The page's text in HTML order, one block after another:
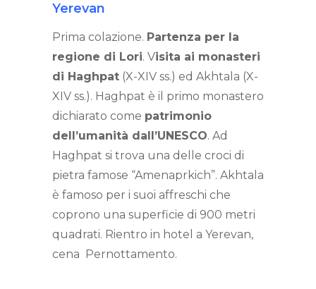
Yerevan
Prima colazione. Partenza per la
regione di Lori. Visita ai monasteri
di Haghpat (X-XIV ss.) ed Akhtala (X-
XIV ss.). Haghpat è il primo monastero
dichiarato come patrimonio
dell’umanità dall’UNESCO. Ad
Haghpat si trova una delle croci di
pietra famose “Amenaprkich”. Akhtala
è famoso per i suoi affreschi che
coprono una superficie di 900 metri
quadrati. Rientro in hotel a Yerevan,
cena Pernottamento.